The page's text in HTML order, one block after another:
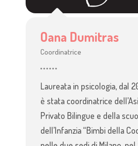
Oana Dumitras
Coordinatrice
Laureata in psicologia, dal
è stata coordinatrice
Privato Bilingue e della
dell’Infanzia “Bimbi della